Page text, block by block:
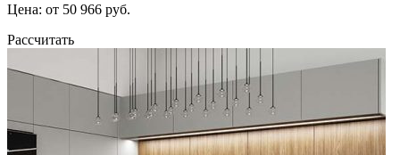
Цена: от 50 966 руб.
Рассчитать